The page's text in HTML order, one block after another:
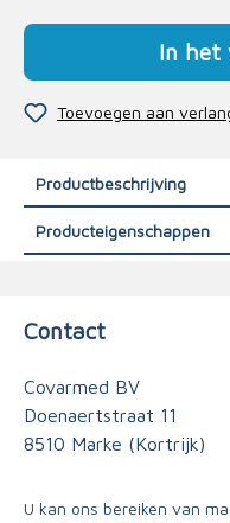
In het
Toevoegen aan
Productbeschrijving
Producteigenschappen
Contact
Covarmed BV
Doenaertstraat 11
8510 Marke (Kortrijk)
U kan ons bereiken van